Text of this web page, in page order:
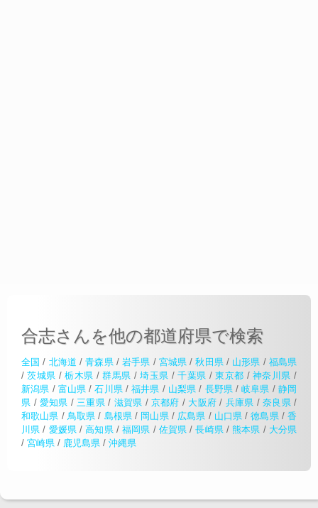
合志さんを他の都道府県で検索
全国 / 北海道 /青森県/ 岩手県 / 宮城県 /秋田県/ 山形県 / 福島県
/茨城県 /栃木県 /群馬県 /埼玉県 /千葉県 /東京都 /神奈川県 /
新潟県 / 富山県 /石川県/福井県 / 山梨県 / 長野県/岐阜県 / 静岡
県 / 愛知県 /三重県 / 滋賀県 / 京都府 / 大阪府 / 兵庫県 / 奈良県/
和歌山県 / 鳥取県 / 島根県/ 岡山県/ 広島県 / 山口県 /徳島県/香
川県 / 愛媛県/高知県/ 福岡県 / 佐賀県 /長崎県/熊本県 / 大分県
/ 宮崎県 / 鹿児島県 / 沖縄県